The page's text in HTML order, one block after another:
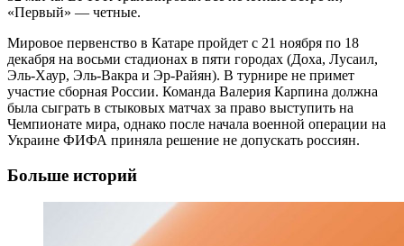
«Первый» — четные.
Мировое первенство в Катаре пройдет с 21 ноября по 18
декабря на восьми стадионах в пяти городах (Доха, Лусаил,
Эль-Хаур, Эль-Вакра и Эр-Райян). В турнире не примет
участие сборная России. Команда Валерия Карпина должна
была сыграть в стыковых матчах за право выступить на
Чемпионате мира, однако после начала военной операции на
Украине ФИФА приняла решение не допускать россиян.
Больше историй